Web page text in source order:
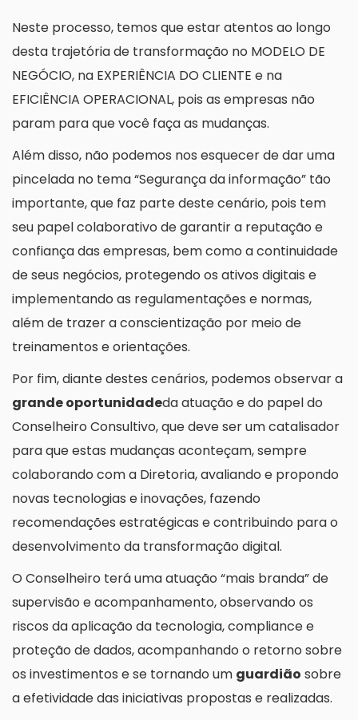
Neste processo, temos que estar atentos ao longo
desta trajetória de transformação no MODELO DE
NEGÓCIO, na EXPERIÊNCIA DO CLIENTE e na
EFICIÊNCIA OPERACIONAL, pois as empresas não
param para que você faça as mudanças.
Além disso, não podemos nos esquecer de dar uma
pincelada no tema “Segurança da informação” tão
importante, que faz parte deste cenário, pois tem
seu papel colaborativo de garantir a reputação e
confiança das empresas, bem como a continuidade
de seus negócios, protegendo os ativos digitais e
implementando as regulamentações e normas,
além de trazer a conscientização por meio de
treinamentos e orientações.
Por fim, diante destes cenários, podemos observar a
grande oportunidadeda atuação e do papel do
Conselheiro Consultivo, que deve ser um catalisador
para que estas mudanças aconteçam, sempre
colaborando com a Diretoria, avaliando e propondo
novas tecnologias e inovações, fazendo
recomendações estratégicas e contribuindo para o
desenvolvimento da transformação digital.
O Conselheiro terá uma atuação “mais branda” de
supervisão e acompanhamento, observando os
riscos da aplicação da tecnologia, compliance e
proteção de dados, acompanhando o retorno sobre
os investimentos e se tornando um guardião sobre
a efetividade das iniciativas propostas e realizadas.